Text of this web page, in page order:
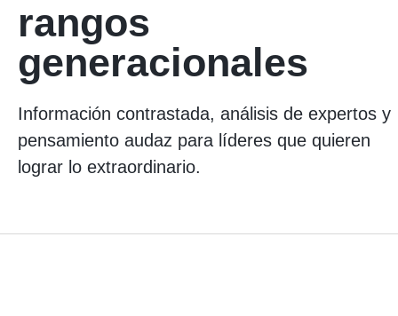
rangos
generacionales
Información contrastada, análisis de expertos y
pensamiento audaz para líderes que quieren
lograr lo extraordinario.